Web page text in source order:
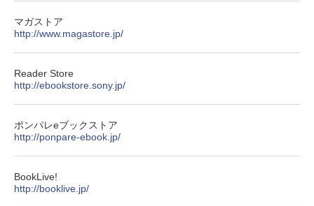
マガストア
http://www.magastore.jp/
Reader Store
http://ebookstore.sony.jp/
ポンパレeブックストア
http://ponpare-ebook.jp/
BookLive!
http://booklive.jp/